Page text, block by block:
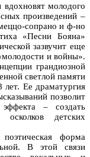
молодого
произведений –
сопрано и ф-но
«Песни Бояна»
зазвучит еще
и войны».
грандиозной
светлой памяти
лет. Ее драматургия
позволит
эффекта – создать
детских
форма
В этой связи